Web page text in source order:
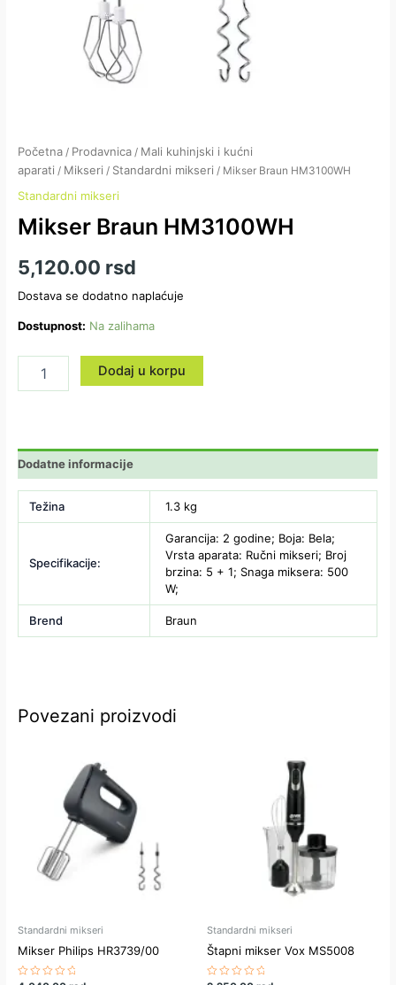
Početna / Prodavnica / Mali kuhinjski i kućni
aparati / Mikseri / Standardni mikseri / Mikser Braun HM3100WH
Standardni mikseri
Mikser Braun HM3100WH
5,120.00 rsd
Dostava se dodatno naplaćuje
Dostupnost: Na zalihama
Dodaj u korpu
Dodatne informacije
Težina 1.3 kg
Specifikacije:
Garancija: 2 godine; Boja: Bela;
Vrsta aparata: Ručni mikseri; Broj
brzina: 5 + 1; Snaga miksera: 500
W;
Brend Braun
Povezani proizvodi
Standardni mikseri
Mikser Philips HR3739/00
Standardni mikseri
Štapni mikser Vox MS5008